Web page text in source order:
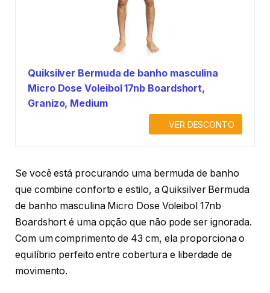
Quiksilver Bermuda de banho masculina
Micro Dose Voleibol 17nb Boardshort,
Granizo, Medium
VER DESCONTO
Se você está procurando uma bermuda de banho
que combine conforto e estilo, a Quiksilver Bermuda
de banho masculina Micro Dose Voleibol 17nb
Boardshort é uma opção que não pode ser ignorada.
Com um comprimento de 43 cm, ela proporciona o
equilíbrio perfeito entre cobertura e liberdade de
movimento.